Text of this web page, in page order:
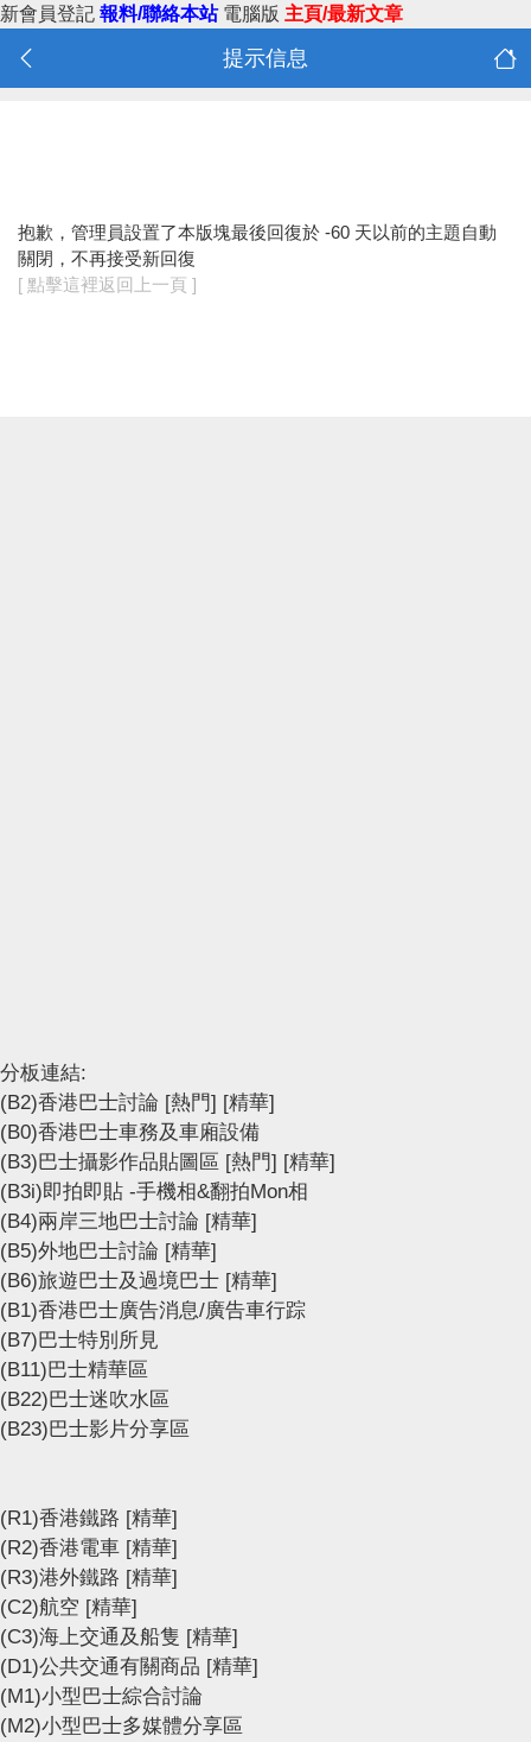
新會員登記 報料/聯絡本站 電腦版 主頁/最新文章
提示信息
抱歉，管理員設置了本版塊最後回復於 -60 天以前的主題自動
關閉，不再接受新回復
[ 點擊這裡返回上一頁 ]
分板連結:
(B2)香港巴士討論 [熱門] [精華]
(B0)香港巴士車務及車廂設備
(B3)巴士攝影作品貼圖區 [熱門] [精華]
(B3i)即拍即貼 -手機相&翻拍Mon相
(B4)兩岸三地巴士討論 [精華]
(B5)外地巴士討論 [精華]
(B6)旅遊巴士及過境巴士 [精華]
(B1)香港巴士廣告消息/廣告車行踪
(B7)巴士特別所見
(B11)巴士精華區
(B22)巴士迷吹水區
(B23)巴士影片分享區
(R1)香港鐵路 [精華]
(R2)香港電車 [精華]
(R3)港外鐵路 [精華]
(C2)航空 [精華]
(C3)海上交通及船隻 [精華]
(D1)公共交通有關商品 [精華]
(M1)小型巴士綜合討論
(M2)小型巴士多媒體分享區